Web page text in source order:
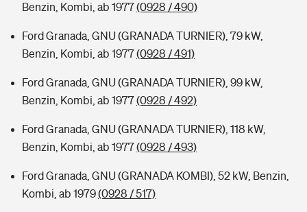
Benzin, Kombi, ab 1977(0928 / 490)
Ford Granada, GNU (GRANADA TURNIER), 79 kW,
Benzin, Kombi, ab 1977(0928 / 491)
Ford Granada, GNU (GRANADA TURNIER), 99 kW,
Benzin, Kombi, ab 1977(0928 / 492)
Ford Granada, GNU (GRANADA TURNIER), 118 kW,
Benzin, Kombi, ab 1977(0928 / 493)
Ford Granada, GNU (GRANADA KOMBI), 52 kW, Benzin,
Kombi, ab 1979(0928 / 517)